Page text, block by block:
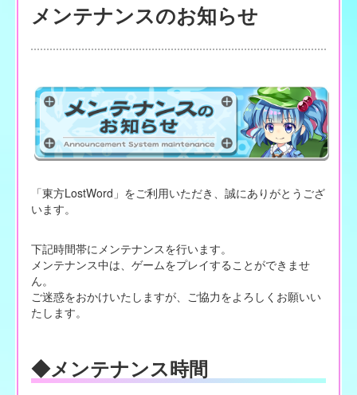
メンテナンスのお知らせ
「東方LostWord」をご利用いただき、誠にありがとうござ
います。
下記時間帯にメンテナンスを行います。
メンテナンス中は、ゲームをプレイすることができませ
ん。
ご迷惑をおかけいたしますが、ご協力をよろしくお願いい
たします。
◆メンテナンス時間